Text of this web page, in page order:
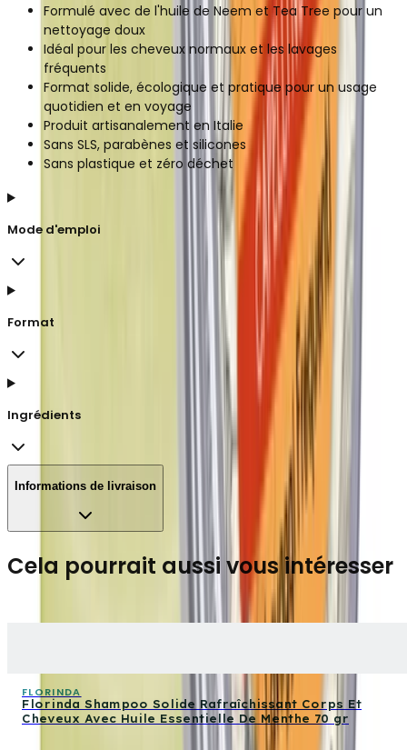
Formulé avec de l'huile de Neem et Tea Tree pour un
nettoyage doux
Idéal pour les cheveux normaux et les lavages
fréquents
Format solide, écologique et pratique pour un usage
quotidien et en voyage
Produit artisanalement en Italie
Sans SLS, parabènes et silicones
Sans plastique et zéro déchet
Mode d'emploi
Format
Ingrédients
Informations de livraison
Cela pourrait aussi vous intéresser
FLORINDA
Florinda Shampoo Solide Rafraîchissant Corps Et
Cheveux Avec Huile Essentielle De Menthe 70 gr